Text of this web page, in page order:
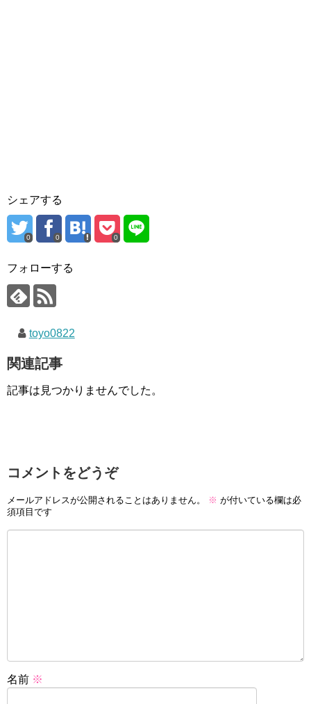
シェアする
0 0 0
フォローする
toyo0822
関連記事
記事は見つかりませんでした。
コメントをどうぞ
メールアドレスが公開されることはありません。 ※ が付いている欄は必
須項目です
名前 ※